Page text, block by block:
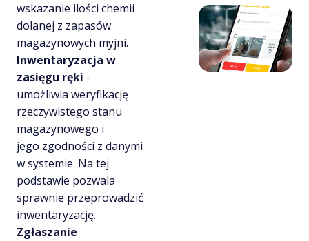
wskazanie ilości chemii
dolanej z zapasów
magazynowych myjni.
Inwentaryzacja w
zasięgu ręki -
umożliwia weryfikację
rzeczywistego stanu
magazynowego i
jego zgodności z danymi
w systemie. Na tej
podstawie pozwala
sprawnie przeprowadzić
inwentaryzację.
Zgłaszanie